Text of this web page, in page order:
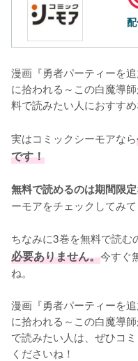
漫画『勇者パーティーを
に拾われる～この白魔導
料で読みたい人におすす
実はコミックシーモアなら
です！
無料で読めるのは期間限定
ーモアをチェックしてみて
ちなみに3巻を無料で読む
必要ありません。今すぐ
ね。
漫画『勇者パーティーを
に拾われる～この白魔導
で読みたい人は、ぜひコ
くださいね！